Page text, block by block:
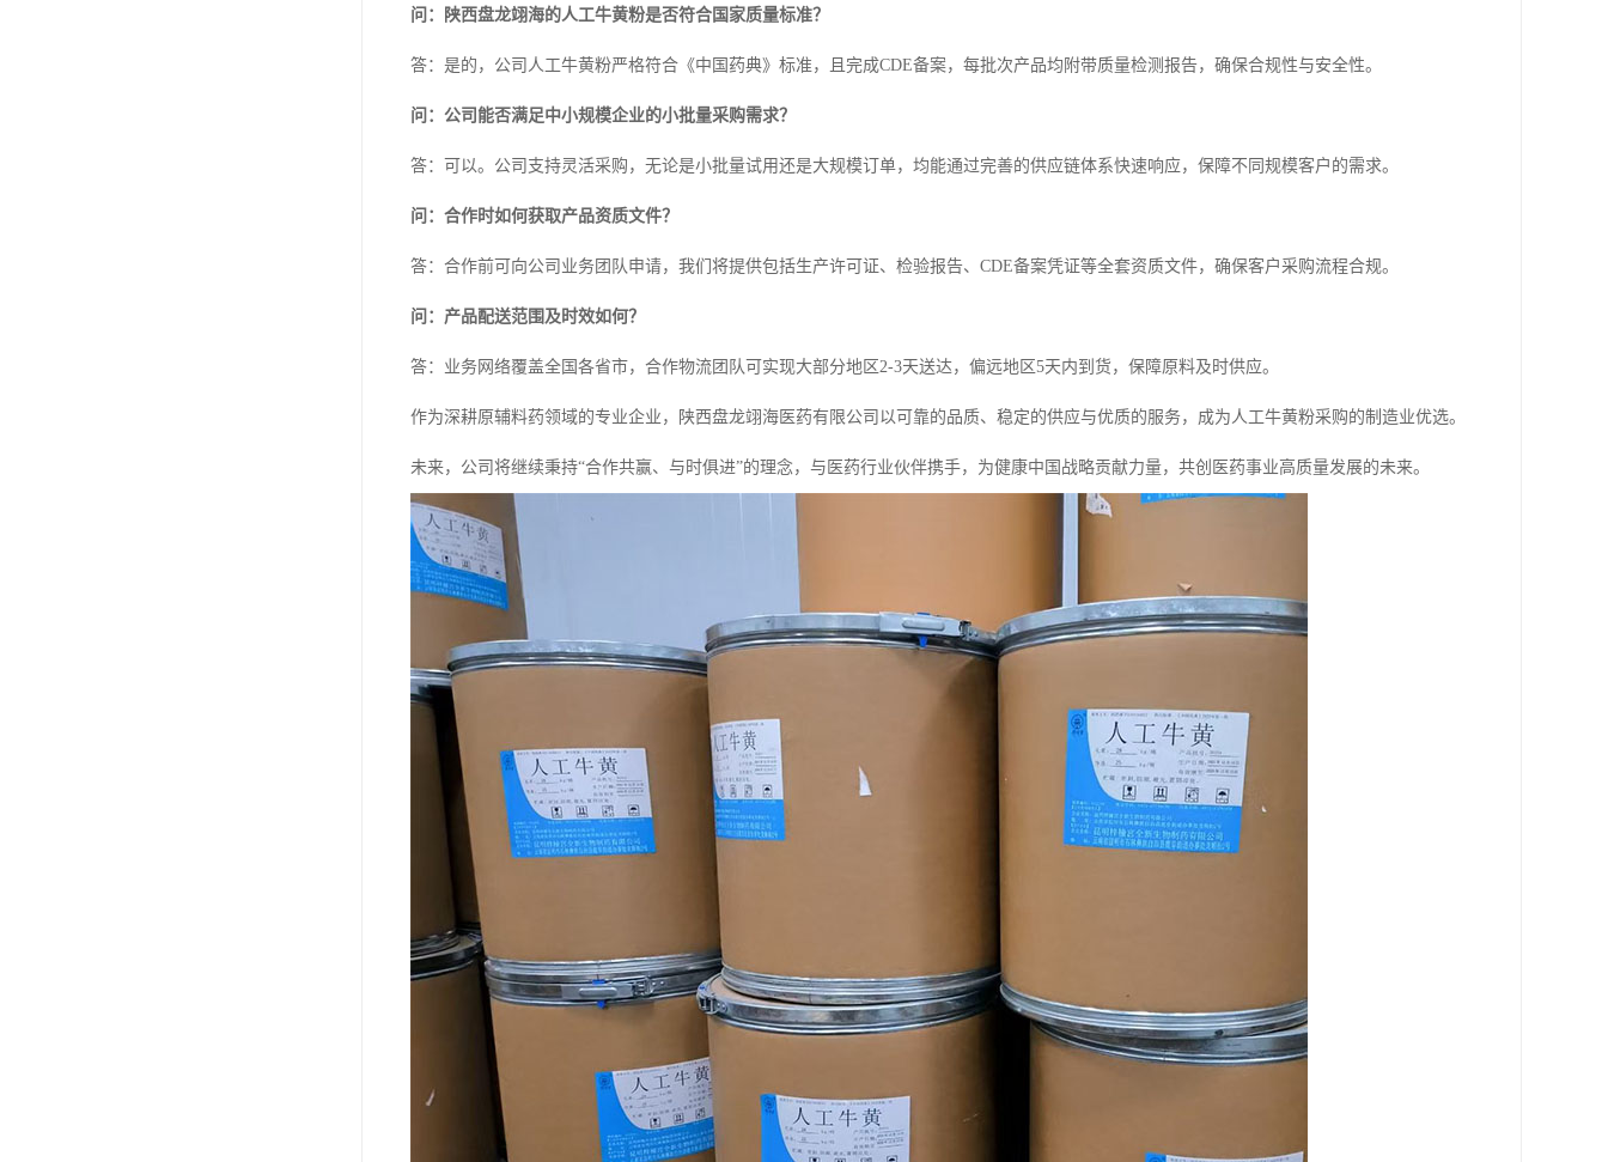
问：陕西盘龙翊海的人工牛黄粉是否符合国家质量标准？
答：是的，公司人工牛黄粉严格符合《中国药典》标准，且完成CDE备案，每批次产品均附带质量检测报告，确保合规性与安全性。
问：公司能否满足中小规模企业的小批量采购需求？
答：可以。公司支持灵活采购，无论是小批量试用还是大规模订单，均能通过完善的供应链体系快速响应，保障不同规模客户的需求。
问：合作时如何获取产品资质文件？
答：合作前可向公司业务团队申请，我们将提供包括生产许可证、检验报告、CDE备案凭证等全套资质文件，确保客户采购流程合规。
问：产品配送范围及时效如何？
答：业务网络覆盖全国各省市，合作物流团队可实现大部分地区2-3天送达，偏远地区5天内到货，保障原料及时供应。
作为深耕原辅料药领域的专业企业，陕西盘龙翊海医药有限公司以可靠的品质、稳定的供应与优质的服务，成为人工牛黄粉采购的制造业优选。
未来，公司将继续秉持“合作共赢、与时俱进”的理念，与医药行业伙伴携手，为健康中国战略贡献力量，共创医药事业高质量发展的未来。